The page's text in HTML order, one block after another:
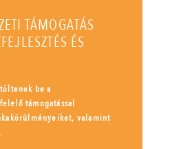
TÁMOGATÁS
ÉS
be a
támogatással
valamint